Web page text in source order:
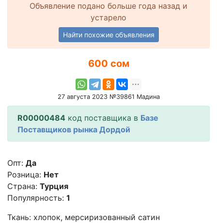
Объявление подано больше года назад и
устарело
Найти похожие объявления
600 сом
27 августа 2023 №39861 Мадина
R00000484 код поставщика в Базе
Поставщиков рынка Дордой
Опт: Да
Розница: Нет
Страна: Турция
Популярность: 1
Ткань: хлопок, мерсиризованный сатин